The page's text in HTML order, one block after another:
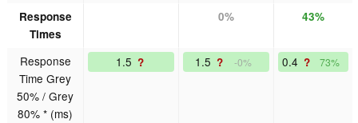
Response
Times
0% 43%
Response
Time Grey
50% / Grey
80% * (ms)
1.5 ? 1.5 ? -0% 0.4 ? 73%